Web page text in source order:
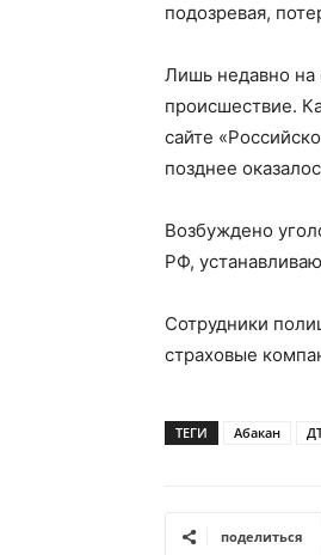
подозревая,
Лишь недавно
происшествие.
сайте
позднее
Возбуждено
РФ,
Сотрудники
страховые
ТЕГИ Абакан
поделиться